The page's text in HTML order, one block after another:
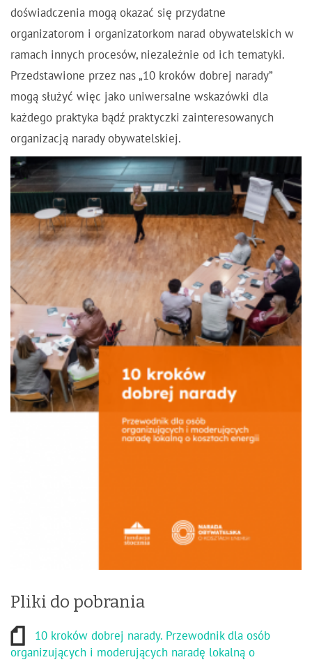
doświadczenia mogą okazać się przydatne
organizatorom i organizatorkom narad obywatelskich w
ramach innych procesów, niezależnie od ich tematyki.
Przedstawione przez nas „10 kroków dobrej narady”
mogą służyć więc jako uniwersalne wskazówki dla
każdego praktyka bądź praktyczki zainteresowanych
organizacją narady obywatelskiej.
Pliki do pobrania
10 kroków dobrej narady. Przewodnik dla osób
organizujących i moderujących naradę lokalną o